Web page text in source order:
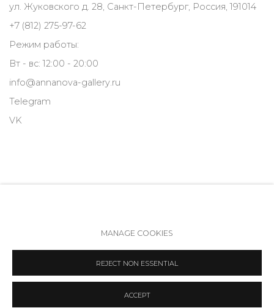
ул. Жуковского д. 28, Санкт-Петербург, Россия, 191014
+7 (812) 275-97-62
Режим работы:
Вт - вс: 12:00 - 20:00
info@annanova-gallery.ru
Telegram
VK
COPYRIGHT © 2026 ANNA NOVA GALLERY SITE BY ARTLOGIC
MANAGE COOKIES
REJECT NON ESSENTIAL
ACCEPT